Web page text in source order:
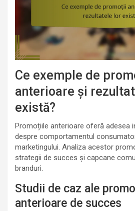
Ce exemple de
anterioare și
există?
Promoțiile anterioare oferă adesea
despre comportamentul
marketingului. Analiza acestor
strategii de succes și capcane
branduri.
Studii de caz ale
anterioare de succes